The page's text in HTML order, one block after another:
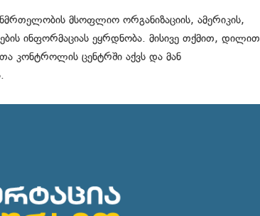
მსოფლიო ორგანიზაციის, ამერიკის,
ინფორმაციას ეყრდნობა. მისივე თქმით, დილით
კონტროლის ცენტრში აქვს და მან